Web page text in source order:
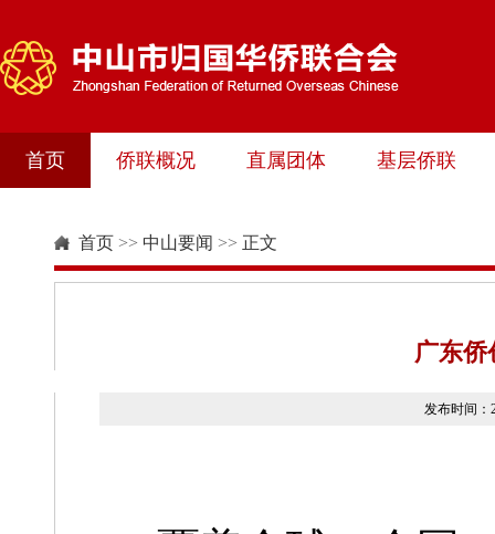
首页 侨联概况 直属团体 基层侨联
首页 >> 中山要闻 >> 正文
广东侨
发布时间